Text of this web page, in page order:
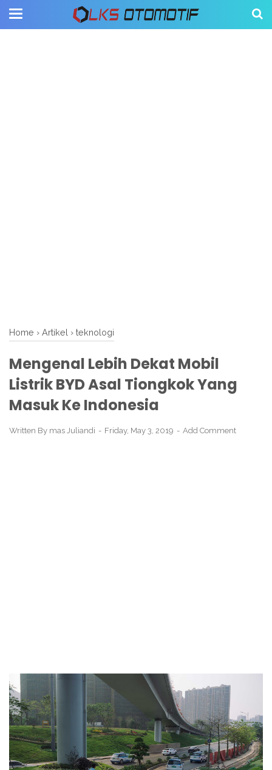
Home › Artikel › teknologi
Mengenal Lebih Dekat Mobil
Listrik BYD Asal Tiongkok Yang
Masuk Ke Indonesia
Written By mas Juliandi Friday, May 3, 2019 Add Comment